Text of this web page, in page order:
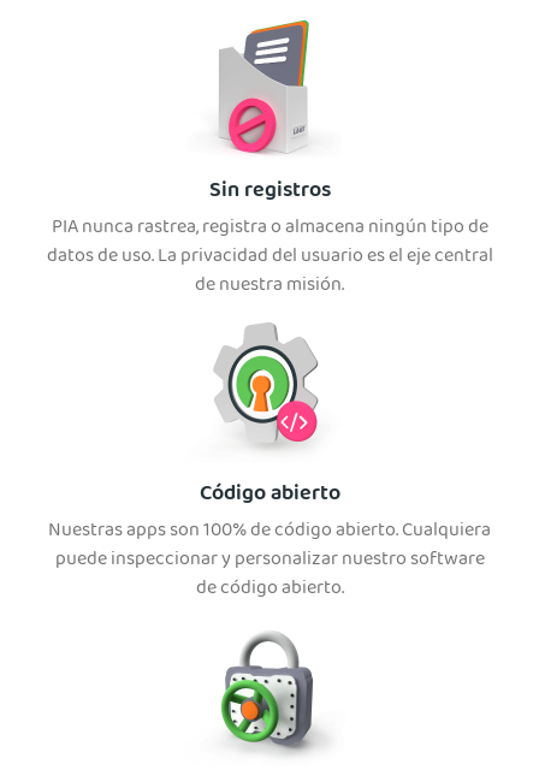
Sin registros
PIA nunca rastrea, registra o almacena ningún tipo de
datos de uso. La privacidad del usuario es el eje central
de nuestra misión.
Código abierto
Nuestras apps son 100% de código abierto. Cualquiera
puede inspeccionar y personalizar nuestro software
de código abierto.